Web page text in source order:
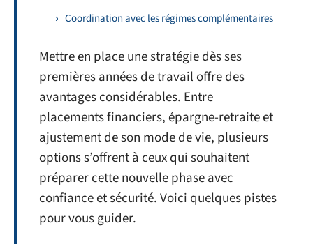
Coordination avec les régimes complémentaires
Mettre en place une stratégie dès ses
premières années de travail offre des
avantages considérables. Entre
placements financiers, épargne-retraite et
ajustement de son mode de vie, plusieurs
options s’offrent à ceux qui souhaitent
préparer cette nouvelle phase avec
confiance et sécurité. Voici quelques pistes
pour vous guider.